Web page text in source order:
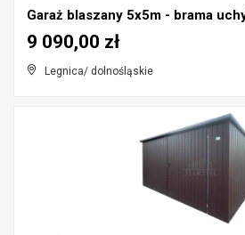
Garaż blaszany 5x5m - brama
Legnica/ dolnośląskie
9 090,00 zł